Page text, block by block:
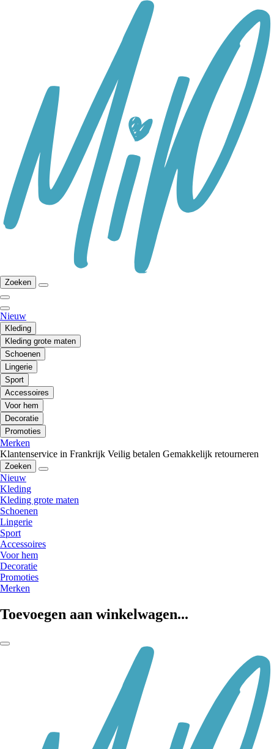
Zoeken
Nieuw
Kleding
Kleding grote maten
Schoenen
Lingerie
Sport
Accessoires
Voor hem
Decoratie
Promoties
Merken
Klantenservice in Frankrijk Veilig betalen Gemakkelijk retourneren
Zoeken
Nieuw
Kleding
Kleding grote maten
Schoenen
Lingerie
Sport
Accessoires
Voor hem
Decoratie
Promoties
Merken
Toevoegen aan winkelwagen...